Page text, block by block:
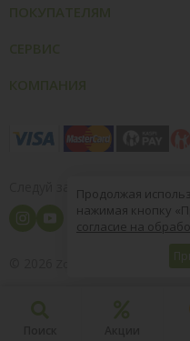
Следуй за нами
8 (800)
Продолжая
нажимая кнопку
согласие на